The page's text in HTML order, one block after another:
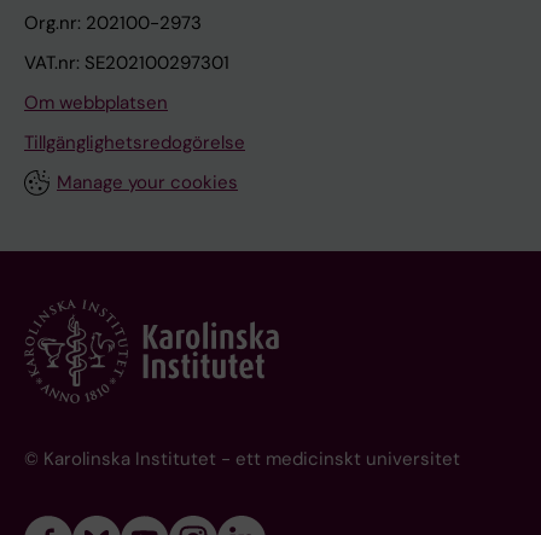
Org.nr: 202100-2973
VAT.nr: SE202100297301
Om webbplatsen
Tillgänglighetsredogörelse
Manage your cookies
© Karolinska Institutet - ett medicinskt universitet